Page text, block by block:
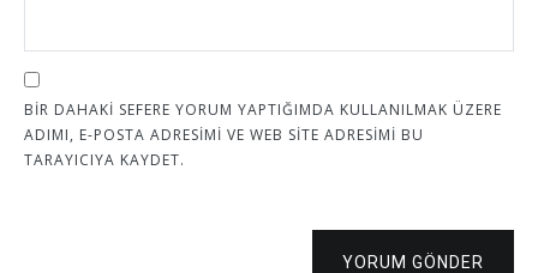
BIR DAHAKI SEFERE YORUM YAPTIĞIMDA KULLANILMAK ÜZERE
ADIMI, E-POSTA ADRESIMI VE WEB SITE ADRESIMI BU
TARAYICIYA KAYDET.
YORUM GÖNDER